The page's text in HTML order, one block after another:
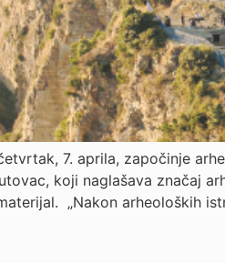
7. aprila, započinje
koji naglašava značaj
„Nakon arheoloških